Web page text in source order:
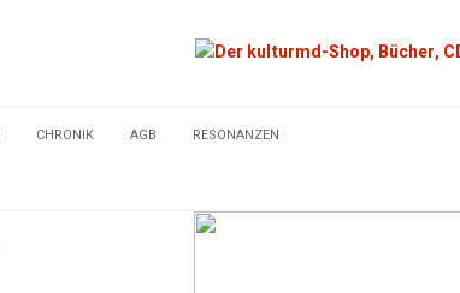
CHRONIK AGB RESONANZEN